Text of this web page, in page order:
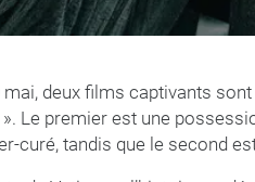
deux films captivants sont
Le premier est une
curé, tandis que le second